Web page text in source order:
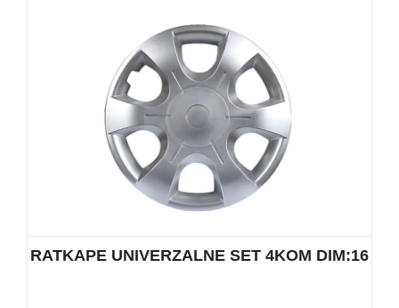
RATKAPE UNIVERZALNE SET 4KOM DIM:16